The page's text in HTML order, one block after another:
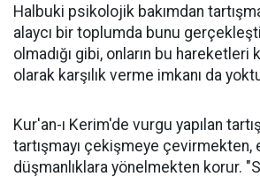
Halbuki psikolojik bakımdan
alaycı bir toplumda bunu
olmadığı gibi, onların bu hareketleri
olarak karşılık verme imkanı da
Kur'an-ı Kerim'de vurgu yapılan
tartışmayı çekişmeye çevirmekten,
düşmanlıklara yönelmekten korur.